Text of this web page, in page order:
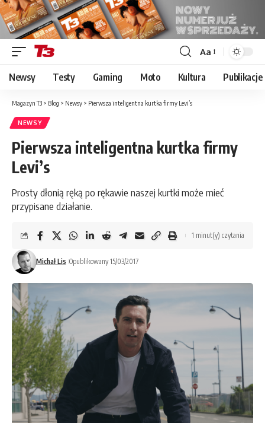
Font
Resizer
Aa
Newsy Testy Gaming Moto Kultura Publikacje
Magazyn T3 > Blog > Newsy > Pierwsza inteligentna kurtka firmy Levi’s
NEWSY
Pierwsza inteligentna kurtka firmy
Levi’s
Prosty dłonią ręką po rękawie naszej kurtki może mieć
przypisane działanie.
Michał Lis Opublikowany 15/03/2017
1 minut(y) czytania